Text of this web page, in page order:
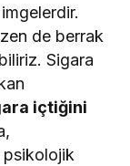
de berrak
Sigara
içtiğini
psikolojik